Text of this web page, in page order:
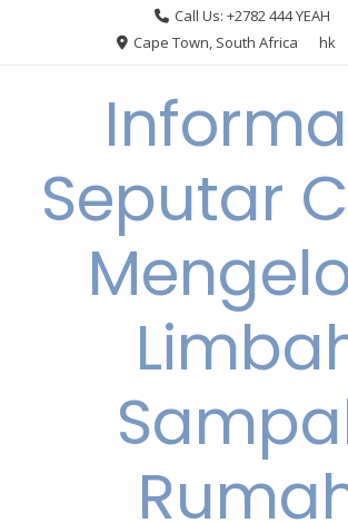
Call Us: +2782 444 YEAH
Cape Town, South Africa
hk
Seputar